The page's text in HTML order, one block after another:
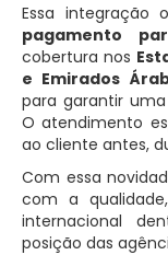
Essa integração
pagamento
cobertura nos
e Emirados
para garantir
O atendimento
ao cliente antes,
Com essa
com a
internacional
posição das